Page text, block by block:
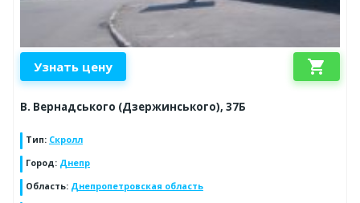
Узнать цену shopping_cart
В. Вернадського (Дзержинського), 37Б
Тип: Скролл
Город: Днепр
Область: Днепропетровская область